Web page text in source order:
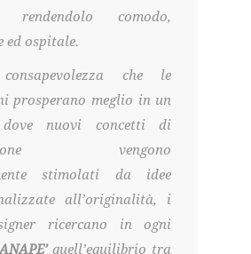
rendendolo comodo,
ed ospitale.
che le
prosperano meglio in un
dove nuovi concetti di
vengono
stimolati da idee
all’originalità, i
ricercano in ogni
quell’equilibrio tra